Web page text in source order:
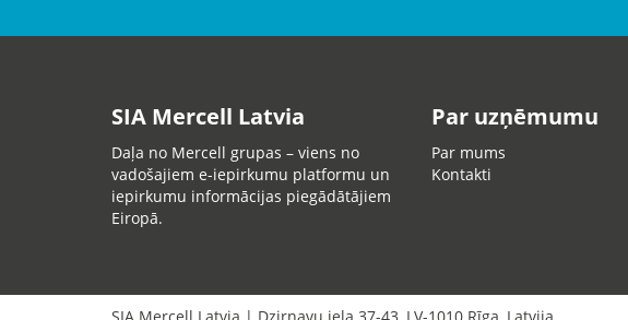
SIA Mercell Latvia
Daļa no Mercell grupas – viens no
vadošajiem e-iepirkumu platformu un
iepirkumu informācijas piegādātājiem
Eiropā.
Par uzņēmumu
Par mums
Kontakti
SIA Mercell Latvia | Dzirnavu iela 37-43 LV-1010 Rīga Latvija